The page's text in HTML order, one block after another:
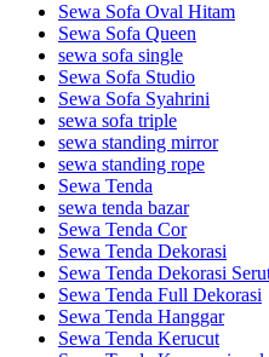
Sewa Sofa Oval Hitam
Sewa Sofa Queen
sewa sofa single
Sewa Sofa Studio
Sewa Sofa Syahrini
sewa sofa triple
sewa standing mirror
sewa standing rope
Sewa Tenda
sewa tenda bazar
Sewa Tenda Cor
Sewa Tenda Dekorasi
Sewa Tenda Dekorasi
Sewa Tenda Full Dekorasi
Sewa Tenda Hanggar
Sewa Tenda Kerucut